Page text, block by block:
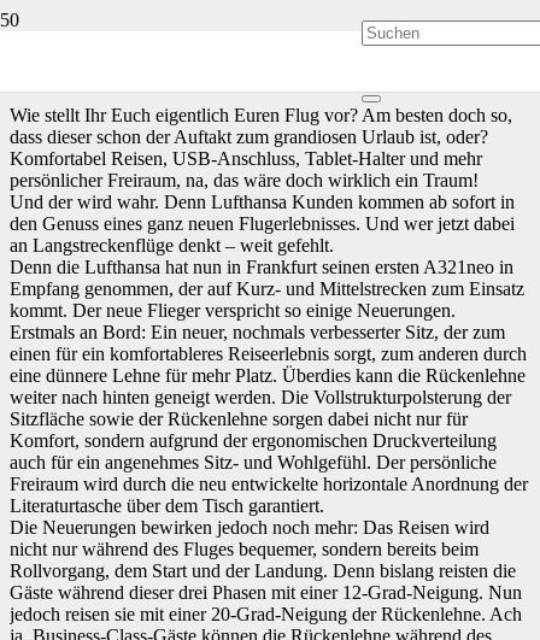
Wie stellt Ihr Euch eigentlich Euren Flug vor? Am besten doch so,
dass dieser schon der Auftakt zum grandiosen Urlaub ist, oder?
Komfortabel Reisen, USB-Anschluss, Tablet-Halter und mehr
persönlicher Freiraum, na, das wäre doch wirklich ein Traum!
Und der wird wahr. Denn Lufthansa Kunden kommen ab sofort in
den Genuss eines ganz neuen Flugerlebnisses. Und wer jetzt dabei
an Langstreckenflüge denkt – weit gefehlt.
Denn die Lufthansa hat nun in Frankfurt seinen ersten A321neo in
Empfang genommen, der auf Kurz- und Mittelstrecken zum Einsatz
kommt. Der neue Flieger verspricht so einige Neuerungen.
Erstmals an Bord: Ein neuer, nochmals verbesserter Sitz, der zum
einen für ein komfortableres Reiseerlebnis sorgt, zum anderen durch
eine dünnere Lehne für mehr Platz. Überdies kann die Rückenlehne
weiter nach hinten geneigt werden. Die Vollstrukturpolsterung der
Sitzfläche sowie der Rückenlehne sorgen dabei nicht nur für
Komfort, sondern aufgrund der ergonomischen Druckverteilung
auch für ein angenehmes Sitz- und Wohlgefühl. Der persönliche
Freiraum wird durch die neu entwickelte horizontale Anordnung der
Literaturtasche über dem Tisch garantiert.
Die Neuerungen bewirken jedoch noch mehr: Das Reisen wird
nicht nur während des Fluges bequemer, sondern bereits beim
Rollvorgang, dem Start und der Landung. Denn bislang reisten die
Gäste während dieser drei Phasen mit einer 12-Grad-Neigung. Nun
jedoch reisen sie mit einer 20-Grad-Neigung der Rückenlehne. Ach
ja, Business-Class-Gäste können die Rückenlehne während des